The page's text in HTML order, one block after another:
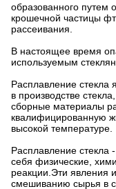
образованного путем
крошечной частицы
рассеивания.
В настоящее время
используемым
Расплавление стекла
в производстве
сборные материалы
квалифицированную
высокой температуре.
Расплавление стекла
себя физические,
реакции.Эти явления
смешиванию сырья в